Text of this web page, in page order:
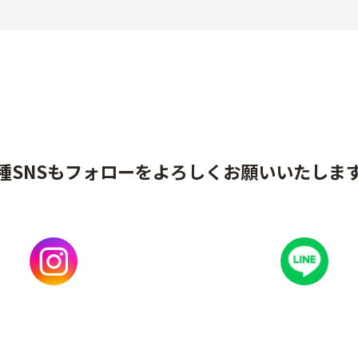
SNSもフォローをよろしくお願いいたしま